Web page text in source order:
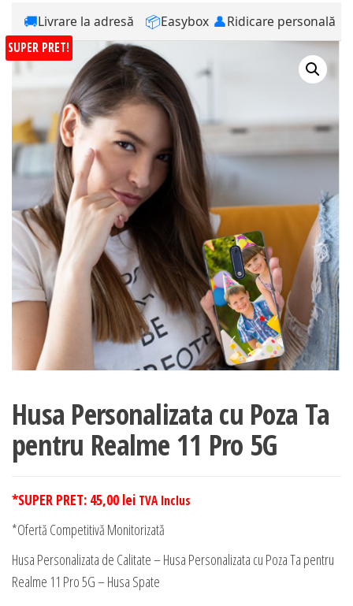
🚚Livrare la adresă 📦Easybox 👤Ridicare personală
SUPER PRET!
Husa Personalizata cu Poza Ta
pentru Realme 11 Pro 5G
*SUPER PRET: 45,00 lei TVA Inclus
*Ofertă Competitivă Monitorizată
Husa Personalizata de Calitate – Husa Personalizata cu Poza Ta pentru
Realme 11 Pro 5G – Husa Spate